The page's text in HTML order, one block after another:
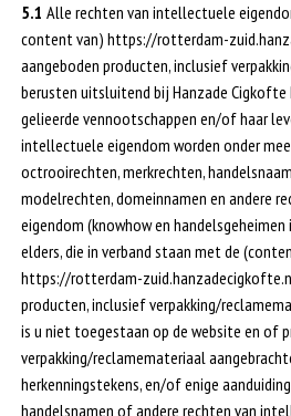
5.1 Alle rechten van intellectuele
content van) https://rotterdam-
aangeboden producten, inclusief
berusten uitsluitend bij Hanzade Cigkofte
gelieerde vennootschappen en/of haar
intellectuele eigendom worden onder
octrooirechten, merkrechten,
modelrechten, domeinnamen en andere
eigendom (knowhow en
elders, die in verband staan met de
https://rotterdam-
producten, inclusief verpakking/
is u niet toegestaan op de website en of
verpakking/reclamemateriaal
herkenningstekens, en/of enige
handelsnamen of andere rechten van